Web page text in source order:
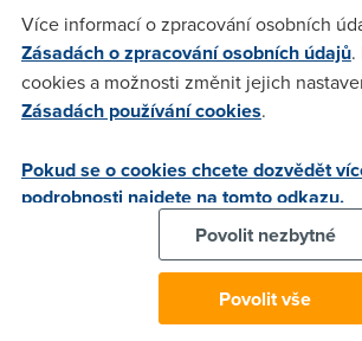
nejrychlejší a nejkratší trasy zvolit i trasu
také naplánovat trasu přes určité místo
přes Pardubice do Prahy).
Mapy Slovenska
Prostřednictvím Internetu je možné si
našeho nejbližšího souseda – Slovenské
http://mapy.atlas.sknebohttp://
Atlas.sk je svým designem i obsahem
atlas.cz, pouze jsem nenašla odkaz na
Mapy.zoznam.sk se od českého seznamu
Více informací o zpracování osobních
Zásadách o zpracování osobních údajů.
cookies a možnosti změnit jejich
Zásadách používání cookies.
Pokud se o cookies chcete dozvědět
podrobnosti najdete na tomto odkazu.
Povolit nezbytné
Povolit vše